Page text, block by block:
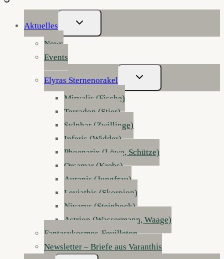
Aktuelles
Untermenü
Umschalten
News
Events
Elyras Sternenorakel
Untermenü
Umschalten
Mirvalis (Fische)
Terradon (Stier)
Sylphar (Zwillinge)
Inferis (Widder)
Phoenarix (Löwe, Schütze)
Orsamar (Krebs)
Aurapis (Jungfrau)
Leviathis (Skorpion)
Nivarys (Steinbock)
Astrion (Wassermann, Waage)
Fantasykosmos-Feuilleton
Newsletter – Briefe aus Varanthis